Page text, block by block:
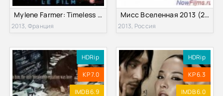
Mylene Farmer: Timeless 2013 - Le Film (2013)
2013, Франция
Мисс Вселенная 2013 (2013)
2013, Россия
HDRip
KP 7.0
IMDB 6.9
HDRip
KP 6.3
IMDB 6.0